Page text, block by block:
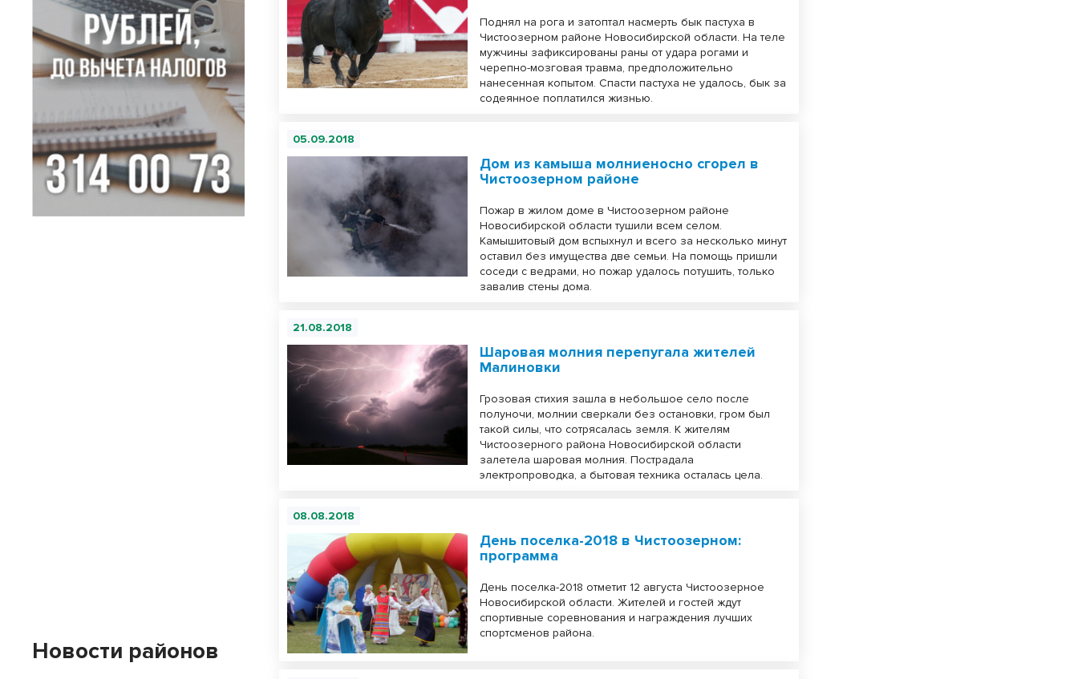
Поднял на рога и затоптал насмерть бык пастуха в
Чистоозерном районе Новосибирской области. На теле
мужчины зафиксированы раны от удара рогами и
черепно-мозговая травма, предположительно
нанесенная копытом. Спасти пастуха не удалось, бык за
содеянное поплатился жизнью.
05.09.2018
Дом из камыша молниеносно сгорел в
Чистоозерном районе
Пожар в жилом доме в Чистоозерном районе
Новосибирской области тушили всем селом.
Камышитовый дом вспыхнул и всего за несколько минут
оставил без имущества две семьи. На помощь пришли
соседи с ведрами, но пожар удалось потушить, только
завалив стены дома.
21.08.2018
Шаровая молния перепугала жителей
Малиновки
Грозовая стихия зашла в небольшое село после
полуночи, молнии сверкали без остановки, гром был
такой силы, что сотрясалась земля. К жителям
Чистоозерного района Новосибирской области
залетела шаровая молния. Пострадала
электропроводка, а бытовая техника осталась цела.
08.08.2018
День поселка-2018 в Чистоозерном:
программа
День поселка-2018 отметит 12 августа Чистоозерное
Новосибирской области. Жителей и гостей ждут
спортивные соревнования и награждения лучших
спортсменов района.
Новости районов